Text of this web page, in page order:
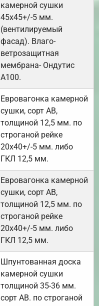
камерной сушки
45х45+/-5 мм.
(вентилируемый
фасад). Влаго-
ветрозащитная
мембрана- Ондутис
А100.
Евровагонка камерной
сушки, сорт АВ,
толщиной 12,5 мм. по
строганой рейке
20х40+/-5 мм. либо
ГКЛ 12,5 мм.
Евровагонка камерной
сушки, сорт АВ,
толщиной 12,5 мм. по
строганой рейке
20х40+/-5 мм. либо
ГКЛ 12,5 мм.
Шпунтованная доска
камерной сушки
толщиной 35-36 мм.
сорт АВ. по строганой